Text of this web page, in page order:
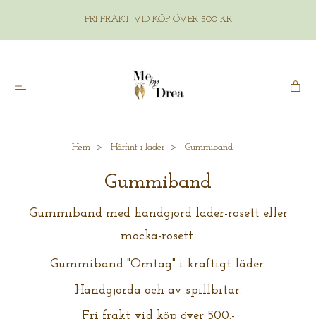
FRI FRAKT VID KÖP ÖVER 500 KR
Hem Hårfint i läder Gummiband
Gummiband
Gummiband med handgjord läder-rosett eller
mocka-rosett.
Gummiband "Omtag" i kraftigt läder.
Handgjorda och av spillbitar.
Fri frakt vid köp över 500:-